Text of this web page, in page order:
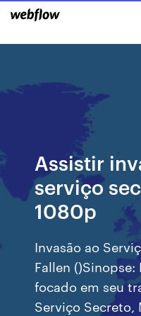
Assistir
serviço
1080p
Invasão ao
Fallen
focado em seu
Serviço Secreto,